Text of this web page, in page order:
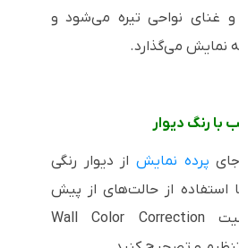
غنای نواحی تیره می‌شود و
نمایش می‌گذارد.
با رنگ دیوار
پرده نمایش از دیوار رنگی
استفاده از حالت‌های از پیش
Wall Color Correction